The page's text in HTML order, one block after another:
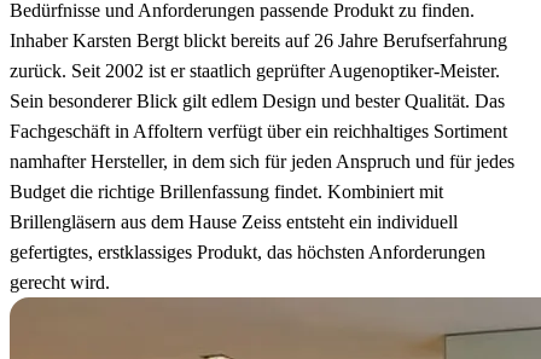
Bedürfnisse und Anforderungen passende Produkt zu finden.
Inhaber Karsten Bergt blickt bereits auf 26 Jahre Berufserfahrung
zurück. Seit 2002 ist er staatlich geprüfter Augenoptiker-Meister.
Sein besonderer Blick gilt edlem Design und bester Qualität. Das
Fachgeschäft in Affoltern verfügt über ein reichhaltiges Sortiment
namhafter Hersteller, in dem sich für jeden Anspruch und für jedes
Budget die richtige Brillenfassung findet. Kombiniert mit
Brillengläsern aus dem Hause Zeiss entsteht ein individuell
gefertigtes, erstklassiges Produkt, das höchsten Anforderungen
gerecht wird.